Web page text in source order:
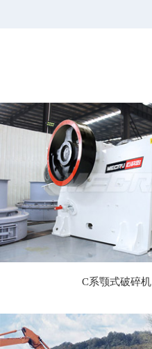
C系颚式破碎机